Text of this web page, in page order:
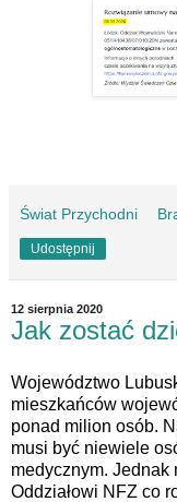
Świat Przychodni
Udostępnij
12 sierpnia 2020
Jak zostać
Województwo
mieszkańców
ponad milion osób.
musi być niewiele
medycznym. Jednak
Oddziałowi NFZ co